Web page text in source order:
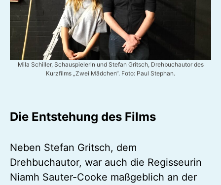
Mila Schiller, Schauspielerin und Stefan Gritsch, Drehbuchautor des
Kurzfilms „Zwei Mädchen“. Foto: Paul Stephan.
Die Entstehung des Films
Neben Stefan Gritsch, dem
Drehbuchautor, war auch die Regisseurin
Niamh Sauter-Cooke maßgeblich an der